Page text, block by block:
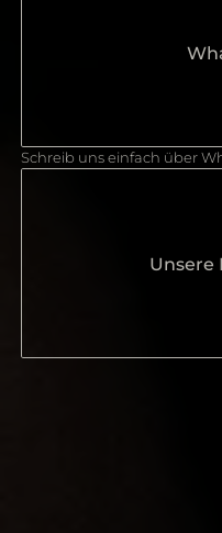
Schreib uns einfach über
Unsere